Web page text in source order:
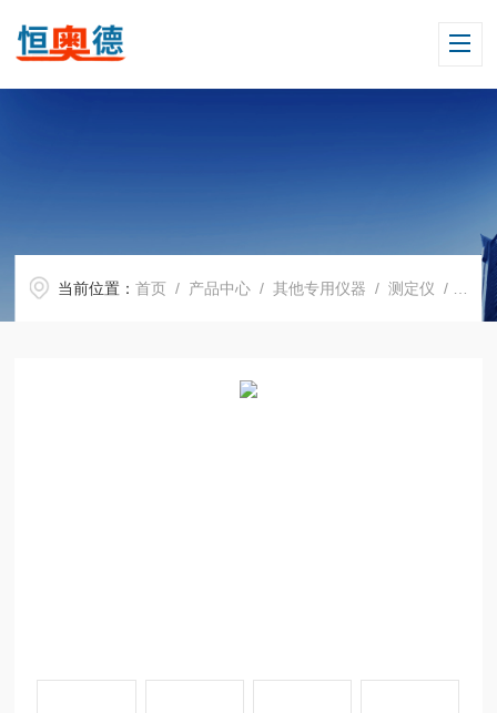
当前位置：首页 / 产品中心 /其他专用仪器 /测定仪 / H09782耐折度测定仪